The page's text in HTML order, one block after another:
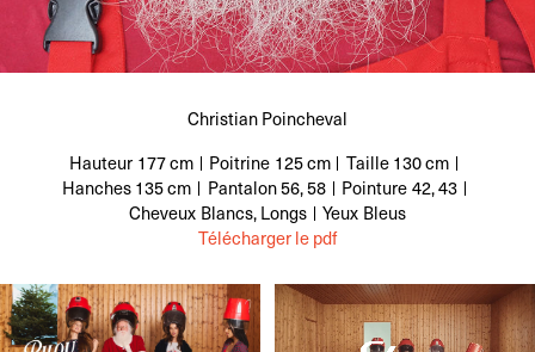
Christian Poincheval
Hauteur 177 cm Poitrine 125 cm Taille130 cm
Hanches135 cm Pantalon56, 58 Pointure42, 43
Cheveux Blancs, Longs Yeux Bleus
Télécharger le pdf